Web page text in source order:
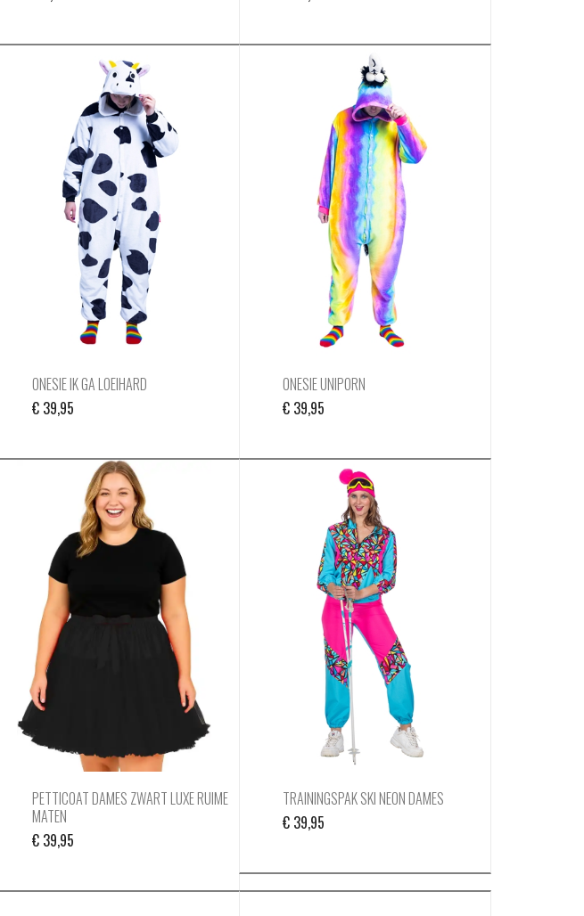
ONESIE IK GA LOEIHARD
€39,95
ONESIE UNIPORN
€ 39,95
PETTICOAT DAMES ZWART LUXE RUIME
MATEN
€39,95
TRAININGSPAK SKI NEON DAMES
€ 39,95